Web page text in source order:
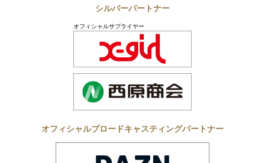
シルバーパートナー
オフィシャルサプライヤー
オフィシャルブロードキャスティングパートナー